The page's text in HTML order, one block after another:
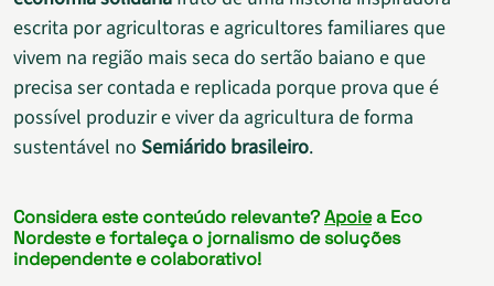
escrita por agricultoras e agricultores familiares que
vivem na região mais seca do sertão baiano e que
precisa ser contada e replicada porque prova que é
possível produzir e viver da agricultura de forma
sustentável no Semiárido brasileiro.
Considera este conteúdo relevante?Apoiea Eco
Nordeste e fortaleça o jornalismo de soluções
independente e colaborativo!